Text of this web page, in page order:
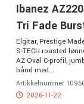
Ibanez
Tri Fade
Elgitar, Prestige
S-TECH roasted
AZ Oval C-profil,
bånd med...
Artikkelnummer
2026-11-22